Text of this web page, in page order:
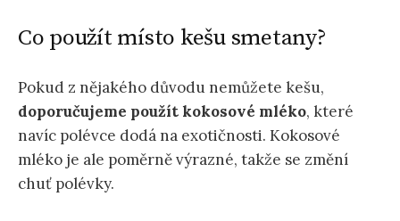
Co použít místo kešu smetany?
Pokud z nějakého důvodu nemůžete kešu,
doporučujeme použít kokosové mléko, které
navíc polévce dodá na exotičnosti. Kokosové
mléko je ale poměrně výrazné, takže se změní
chuť polévky.